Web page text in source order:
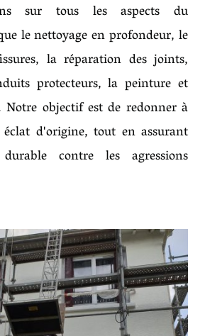
sur tous les aspects du
le nettoyage en profondeur, le
la réparation des joints,
protecteurs, la peinture et
objectif est de redonner à
d'origine, tout en assurant
contre les agressions